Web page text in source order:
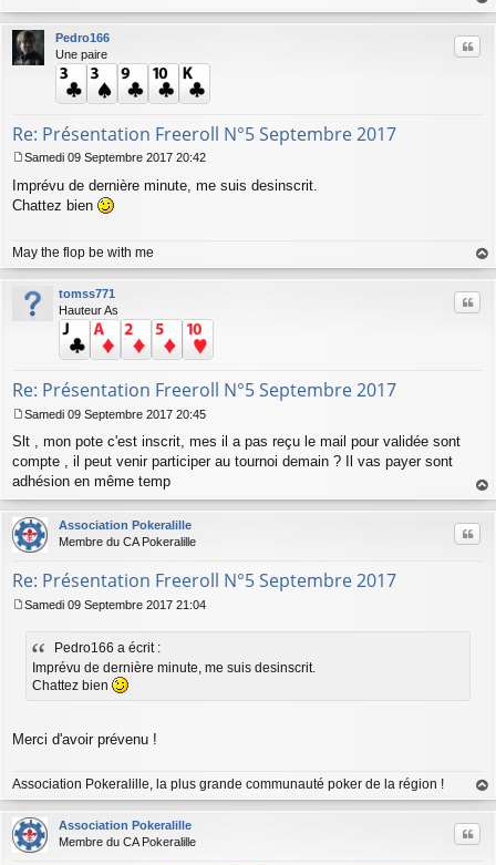
a
g
e
au
Pedro166
Une paire
Re: Présentation Freeroll N°5 Septembre 2017
Citer
e
s
g
e
Samedi 09 Septembre 2017 20:42
Imprévu de dernière minute, me suis desinscrit.
Chattez bien
May the flop be with me
au
tomss771
Hauteur As
Re: Présentation Freeroll N°5 Septembre 2017
Citer
e
s
s
g
e
Samedi 09 Septembre 2017 20:45
Slt , mon pote c'est inscrit, mes il a pas reçu le mail pour validée sont
compte , il peut venir participer au tournoi demain ? Il vas payer sont
adhésion en même temp
au
Association Pokeralille
Membre du CA Pokeralille
Re: Présentation Freeroll N°5 Septembre 2017
Citer
Samedi 09 Septembre 2017 21:04
Pedro166 a écrit :
Imprévu de dernière minute, me suis desinscrit.
Chattez bien
Merci d'avoir prévenu !
Association Pokeralille, la plus grande communauté poker de la région !
au
Association Pokeralille
Membre du CA Pokeralille
Citer